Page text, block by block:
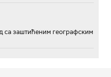
са заштићеним географским